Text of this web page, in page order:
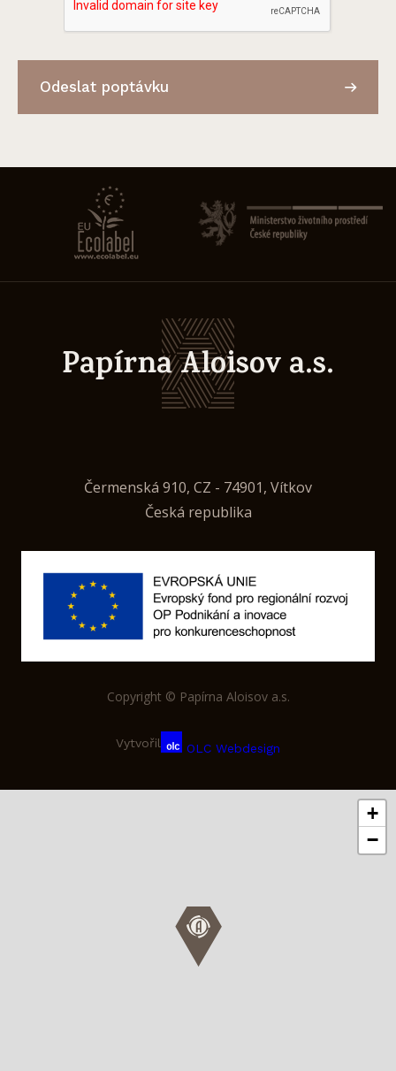
Odeslat poptávku
Papírna Aloisov a.s.
Čermenská 910, CZ - 74901, Vítkov
Česká republika
Copyright © Papírna Aloisov a.s.
Vytvořil OLC Webdesign
+
−